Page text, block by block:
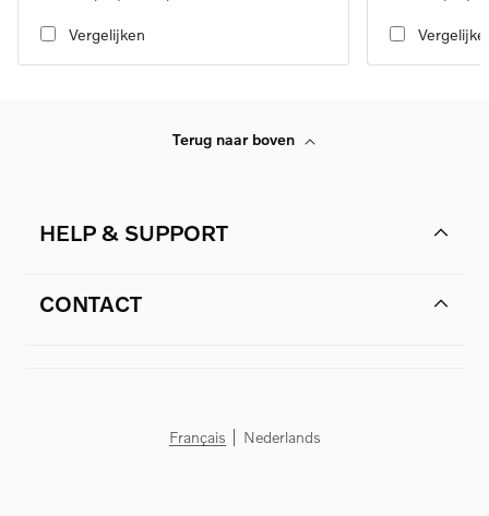
Vergelijken
Terug naar boven
HELP & SUPPORT
CONTACT
Français Nederlands